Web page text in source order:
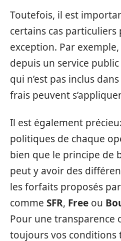
Toutefois, il est
certains cas
exception. Par
depuis un service
qui n’est pas inclus
frais peuvent
Il est également
politiques de chaque
bien que le principe de
peut y avoir des
les forfaits proposés
comme SFR, Free ou
Pour une transparence
toujours vos conditions